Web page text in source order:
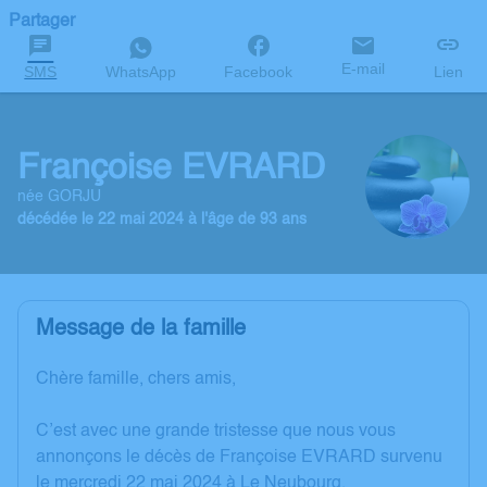
Partager
SMS WhatsApp Facebook E-mail Lien
Françoise EVRARD
née GORJU
décédée le 22 mai 2024 à l'âge de 93 ans
Message de la famille
Chère famille, chers amis,
C’est avec une grande tristesse que nous vous
annonçons le décès de Françoise EVRARD survenu